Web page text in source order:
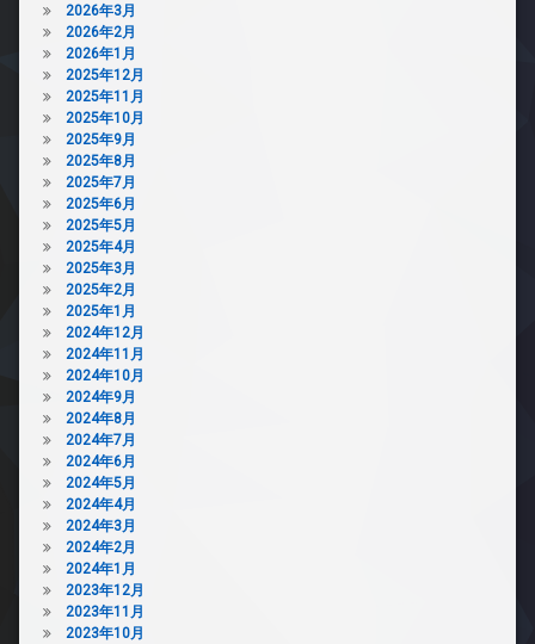
2026年3月
2026年2月
2026年1月
2025年12月
2025年11月
2025年10月
2025年9月
2025年8月
2025年7月
2025年6月
2025年5月
2025年4月
2025年3月
2025年2月
2025年1月
2024年12月
2024年11月
2024年10月
2024年9月
2024年8月
2024年7月
2024年6月
2024年5月
2024年4月
2024年3月
2024年2月
2024年1月
2023年12月
2023年11月
2023年10月